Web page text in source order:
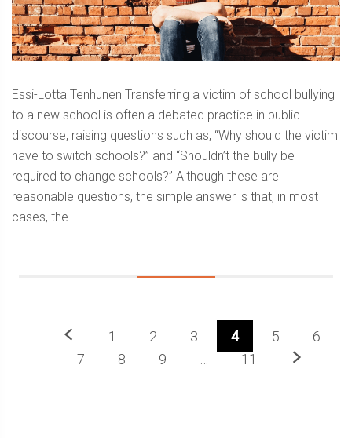
Essi-Lotta Tenhunen Transferring a victim of school bullying
to a new school is often a debated practice in public
discourse, raising questions such as, “Why should the victim
have to switch schools?” and “Shouldn’t the bully be
required to change schools?” Although these are
reasonable questions, the simple answer is that, in most
cases, the ...
Previous
1 2 3 4 5
6
7
8 9 11 Next